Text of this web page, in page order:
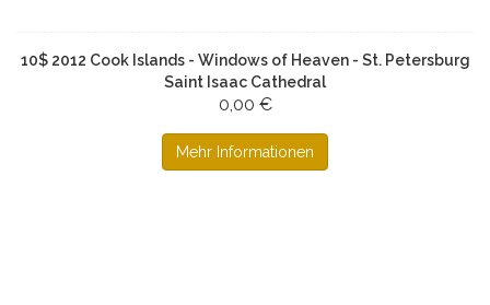
10$ 2012 Cook Islands - Windows of Heaven - St. Petersburg
Saint Isaac Cathedral
0,00 €
Mehr Informationen